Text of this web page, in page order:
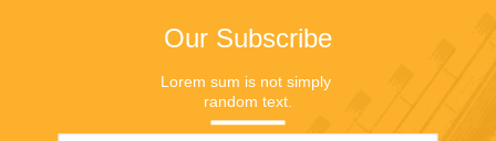
Our Subscribe
Lorem sum is not simply
random text.